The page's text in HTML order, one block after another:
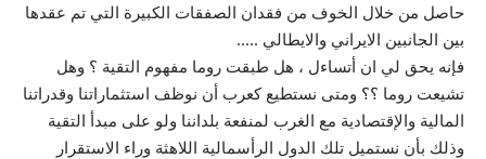
حاصل من خلال الخوف من فقدان الصفقات الكبيرة التي تم عقدها
بين الجانبين الايراني والايطالي …..
فإنه يحق لي ان أتساءل ، هل طبقت روما مفهوم التقية ؟ وهل
تشيعت روما ؟؟ ومتى نستطيع كعرب أن نوظف استثماراتنا وقدراتنا
المالية والإقتصادية مع الغرب لمنفعة بلداننا ولو على مبدأ التقية
وذلك بأن نستميل تلك الدول الرأسمالية اللاهثة وراء الاستقرار